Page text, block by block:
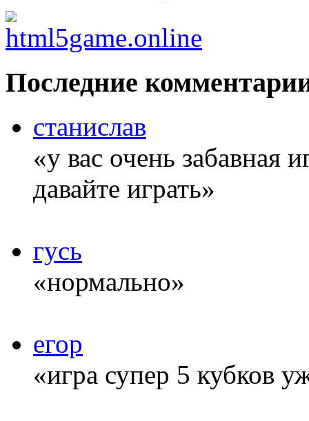
Последние
станислав
«у вас очень забавная
давайте играть»
гусь
«нормально»
егор
«игра супер 5 кубков